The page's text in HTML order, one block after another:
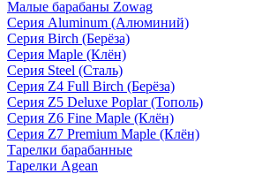
Малые барабаны Zowag
Серия Aluminum (Алюминий)
Серия Birch (Берёза)
Серия Maple (Клён)
Серия Steel (Сталь)
Серия Z4 Full Birch (Берёза)
Серия Z5 Deluxe Poplar (Тополь)
Серия Z6 Fine Maple (Клён)
Серия Z7 Premium Maple (Клён)
Тарелки барабанные
Тарелки Agean